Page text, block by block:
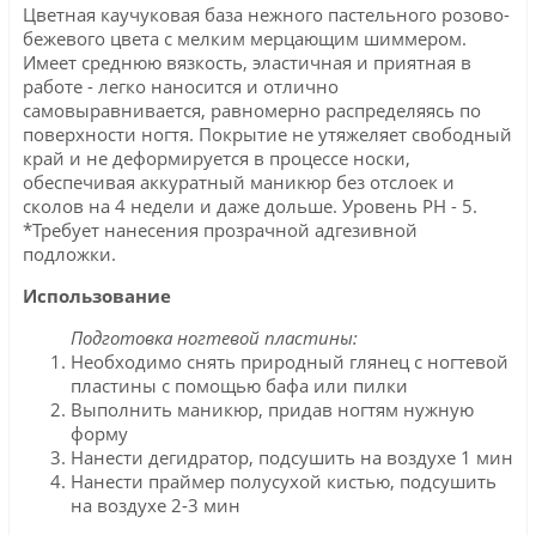
Цветная каучуковая база нежного пастельного розово-
бежевого цвета с мелким мерцающим шиммером.
Имеет среднюю вязкость, эластичная и приятная в
работе - легко наносится и отлично
самовыравнивается, равномерно распределяясь по
поверхности ногтя. Покрытие не утяжеляет свободный
край и не деформируется в процессе носки,
обеспечивая аккуратный маникюр без отслоек и
сколов на 4 недели и даже дольше. Уровень PH - 5.
*Требует нанесения прозрачной адгезивной
подложки.
Использование
Подготовка ногтевой пластины:
Необходимо снять природный глянец с ногтевой
пластины с помощью бафа или пилки
Выполнить маникюр, придав ногтям нужную
форму
Нанести дегидратор, подсушить на воздухе 1 мин
Нанести праймер полусухой кистью, подсушить
на воздухе 2-3 мин